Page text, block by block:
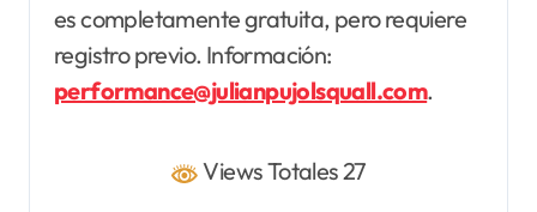
es completamente gratuita, pero requiere
registro previo. Información:
performance@julianpujolsquall.com.
Views Totales 27